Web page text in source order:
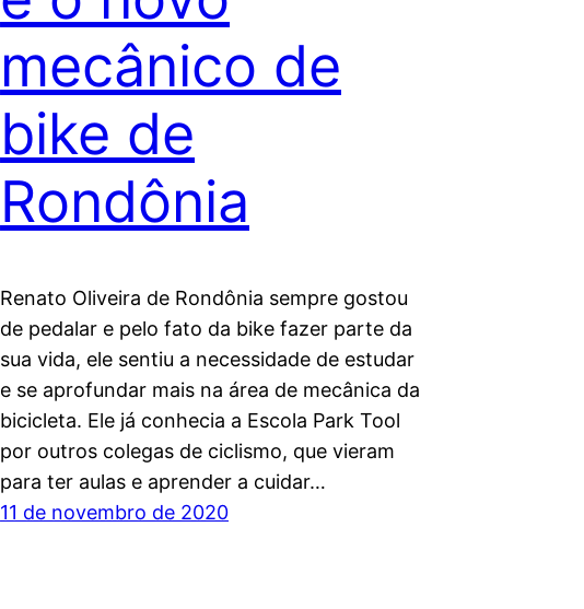
mecânico de
bike de
Rondônia
Renato Oliveira de Rondônia sempre gostou
de pedalar e pelo fato da bike fazer parte da
sua vida, ele sentiu a necessidade de estudar
e se aprofundar mais na área de mecânica da
bicicleta. Ele já conhecia a Escola Park Tool
por outros colegas de ciclismo, que vieram
para ter aulas e aprender a cuidar…
11 de novembro de 2020